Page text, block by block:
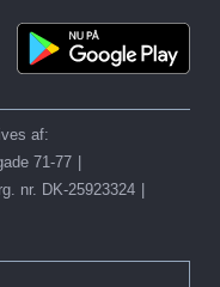
af:
71-77
nr. DK-25923324